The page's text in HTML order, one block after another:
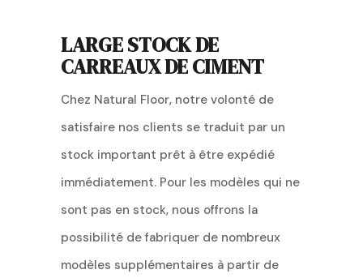
LARGE STOCK DE
CARREAUX DE CIMENT
Chez Natural Floor, notre volonté de
satisfaire nos clients se traduit par un
stock important prêt à être expédié
immédiatement. Pour les modèles qui ne
sont pas en stock, nous offrons la
possibilité de fabriquer de nombreux
modèles supplémentaires à partir de